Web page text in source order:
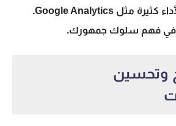
توجد أدوات قياس الأداء كثيرة مثل Google Analytics.
في فهم سلوك جمهورك.
وتحسين